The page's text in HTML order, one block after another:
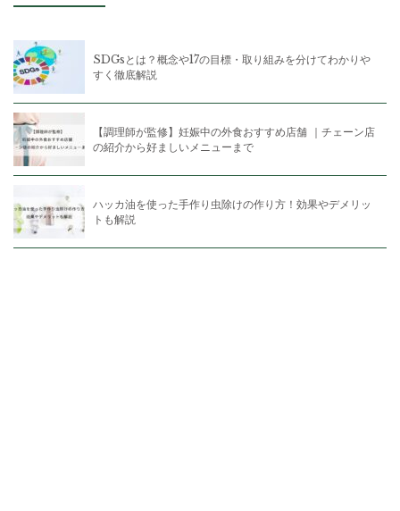
SDGsとは？概念や17の目標・取り組みを分けてわかりや
すく徹底解説
【調理師が監修】妊娠中の外食おすすめ店舗 ｜チェーン店
の紹介から好ましいメニューまで
ハッカ油を使った手作り虫除けの作り方！効果やデメリッ
トも解説